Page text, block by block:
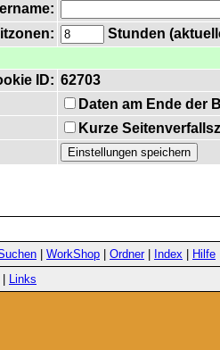
Stunden
ID: 62703
Daten am Ende der
Kurze
WorkShop Ordner| Index Hilfe
Links